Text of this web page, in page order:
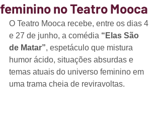
feminino no Teatro Mooca
O Teatro Mooca recebe, entre os dias 4
e 27 de junho, a comédia “Elas São
de Matar”, espetáculo que mistura
humor ácido, situações absurdas e
temas atuais do universo feminino em
uma trama cheia de reviravoltas.